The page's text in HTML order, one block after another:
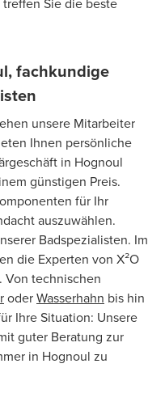
fachkundige
unsere Mitarbeiter
Ihnen persönliche
in Hognoul
günstigen Preis.
für Ihr
auszuwählen.
Badspezialisten. Im
die Experten von X²O
Von technischen
oderWasserhahn bis hin
Ihre Situation: Unsere
guter Beratung zur
in Hognoul zu